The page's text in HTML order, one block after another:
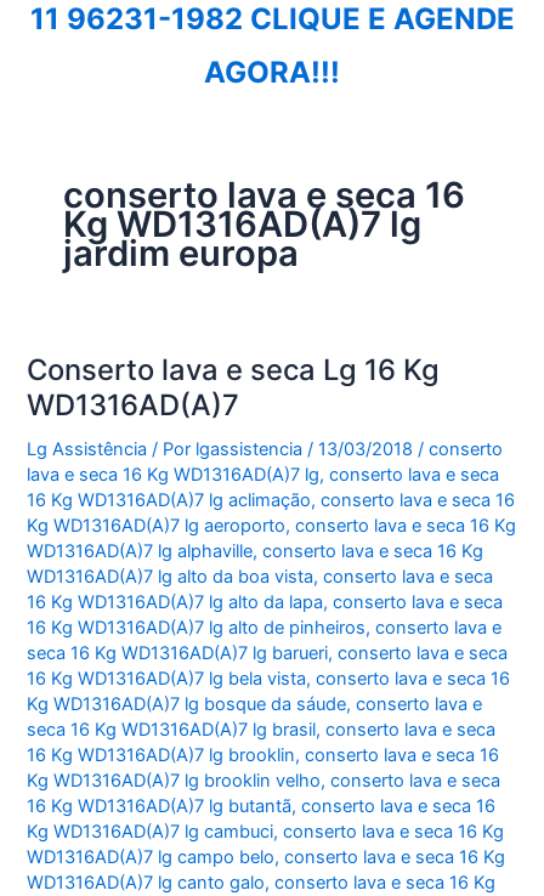
11 96231-1982 CLIQUE E AGENDE
AGORA!!!
conserto lava e seca 16
Kg WD1316AD(A)7 lg
jardim europa
Conserto lava e seca Lg 16 Kg
WD1316AD(A)7
Lg Assistência / Por lgassistencia/13/03/2018 /conserto
lava e seca 16 Kg WD1316AD(A)7 lg,conserto lava e seca
16 Kg WD1316AD(A)7 lg aclimação,conserto lava e seca 16
Kg WD1316AD(A)7 lg aeroporto,conserto lava e seca 16 Kg
WD1316AD(A)7 lg alphaville,conserto lava e seca 16 Kg
WD1316AD(A)7 lg alto da boa vista,conserto lava e seca
16 Kg WD1316AD(A)7 lg alto da lapa,conserto lava e seca
16 Kg WD1316AD(A)7 lg alto de pinheiros,conserto lava e
seca 16 Kg WD1316AD(A)7 lg barueri,conserto lava e seca
16 Kg WD1316AD(A)7 lg bela vista,conserto lava e seca 16
Kg WD1316AD(A)7 lg bosque da sáude,conserto lava e
seca 16 Kg WD1316AD(A)7 lg brasil,conserto lava e seca
16 Kg WD1316AD(A)7 lg brooklin,conserto lava e seca 16
Kg WD1316AD(A)7 lg brooklin velho,conserto lava e seca
16 Kg WD1316AD(A)7 lg butantã,conserto lava e seca 16
Kg WD1316AD(A)7 lg cambuci,conserto lava e seca 16 Kg
WD1316AD(A)7 lg campo belo,conserto lava e seca 16 Kg
WD1316AD(A)7 lg canto galo,conserto lava e seca 16 Kg